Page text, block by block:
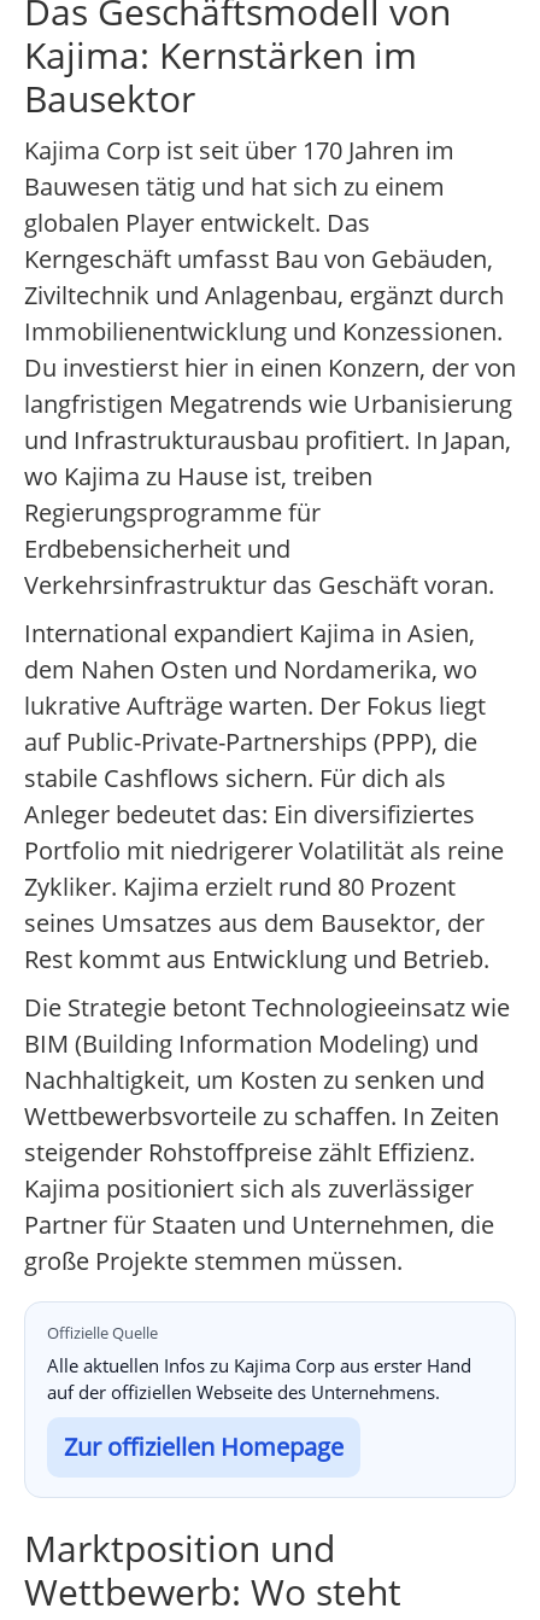
Das Geschäftsmodell von
Kajima: Kernstärken im
Bausektor
Kajima Corp ist seit über 170 Jahren im
Bauwesen tätig und hat sich zu einem
globalen Player entwickelt. Das
Kerngeschäft umfasst Bau von Gebäuden,
Ziviltechnik und Anlagenbau, ergänzt durch
Immobilienentwicklung und Konzessionen.
Du investierst hier in einen Konzern, der von
langfristigen Megatrends wie Urbanisierung
und Infrastrukturausbau profitiert. In Japan,
wo Kajima zu Hause ist, treiben
Regierungsprogramme für
Erdbebensicherheit und
Verkehrsinfrastruktur das Geschäft voran.
International expandiert Kajima in Asien,
dem Nahen Osten und Nordamerika, wo
lukrative Aufträge warten. Der Fokus liegt
auf Public-Private-Partnerships (PPP), die
stabile Cashflows sichern. Für dich als
Anleger bedeutet das: Ein diversifiziertes
Portfolio mit niedrigerer Volatilität als reine
Zykliker. Kajima erzielt rund 80 Prozent
seines Umsatzes aus dem Bausektor, der
Rest kommt aus Entwicklung und Betrieb.
Die Strategie betont Technologieeinsatz wie
BIM (Building Information Modeling) und
Nachhaltigkeit, um Kosten zu senken und
Wettbewerbsvorteile zu schaffen. In Zeiten
steigender Rohstoffpreise zählt Effizienz.
Kajima positioniert sich als zuverlässiger
Partner für Staaten und Unternehmen, die
große Projekte stemmen müssen.
Offizielle Quelle
Alle aktuellen Infos zu Kajima Corp aus erster Hand
auf der offiziellen Webseite des Unternehmens.
Zur offiziellen Homepage
Marktposition und
Wettbewerb: Wo steht